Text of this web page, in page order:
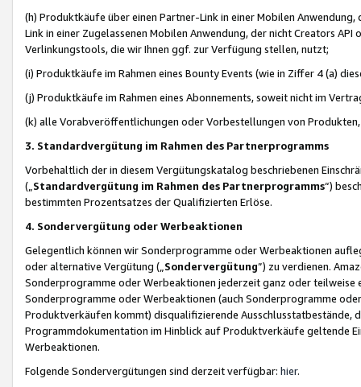
(h) Produktkäufe über einen Partner-Link in einer Mobilen
Link in einer Zugelassenen Mobilen Anwendung, der nicht Creators
Verlinkungstools, die wir Ihnen ggf. zur Verfügung stellen, nutzt;
(i) Produktkäufe im Rahmen eines Bounty Events (wie in Ziffer 4 (a)
(j) Produktkäufe im Rahmen eines Abonnements, soweit nicht im
(k) alle Vorabveröffentlichungen oder Vorbestellungen von
3. Standardvergütung im Rahmen des Partnerprogramms
Vorbehaltlich der in diesem Vergütungskatalog beschriebenen
(„ Standardvergütung im Rahmen des Partnerprogramms“)
bestimmten Prozentsatzes der Qualifizierten Erlöse.
4. Sondervergütung oder Werbeaktionen
Gelegentlich können wir Sonderprogramme oder Werbeaktionen
oder alternative Vergütung („ Sondervergütung”) zu verdienen.
Sonderprogramme oder Werbeaktionen jederzeit ganz oder
Sonderprogramme oder Werbeaktionen (auch Sonderprogramme
Produktverkäufen kommt) disqualifizierende Ausschlusstatbestände,
Programmdokumentation im Hinblick auf Produktverkäufe geltende
Werbeaktionen.
Folgende Sondervergütungen sind derzeit verfügbar: hier.